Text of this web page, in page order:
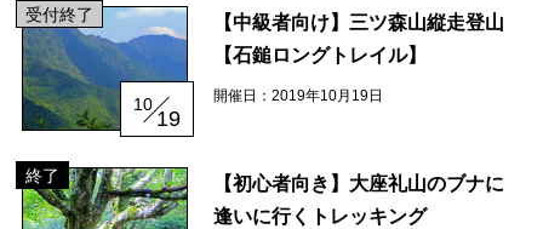
大川村の暮らしが垣間見える山歩きツアーや、村民の4倍が集う謝肉祭、村
の地形を活かしたアクティビティなど、村で体験できるあれやこれやをご紹
介！
イベント情報
施設
受付終了
10
19
【中級者向け】三ツ森山縦走登山
【石鎚ロングトレイル】
開催日：2019年10月19日
終了
【初心者向き】大座礼山のブナに
逢いに行くトレッキング